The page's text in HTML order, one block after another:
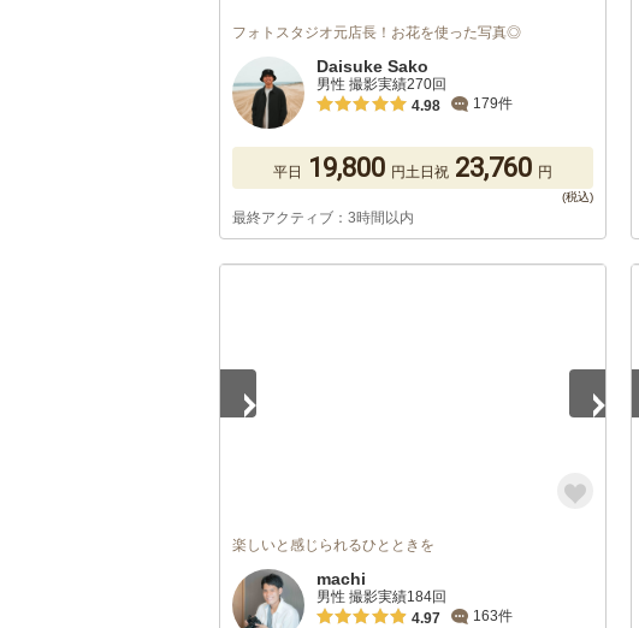
フォトスタジオ元店長！お花を使った写真◎
Daisuke Sako
男性 撮影実績270回
4.98
179件
平日 19,800 円土日祝 23,760 円
最終アクティブ：3時間以内
楽しいと感じられるひとときを
machi
男性 撮影実績184回
4.97
163件